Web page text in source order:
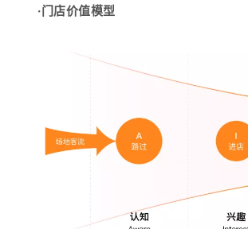
·门店价值模型